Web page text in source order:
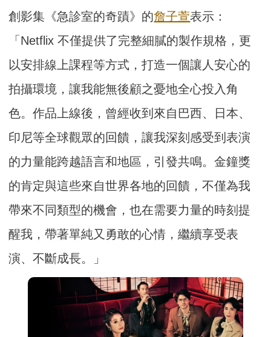
創影集《急診室的奇蹟》的詹子萱表示：
「Netflix 不僅提供了完整細膩的製作規格，更
以安排線上課程等方式，打造一個讓人安心的
拍攝環境，讓我能無後顧之憂地全心投入角
色。作品上線後，曾經收到來自巴西、日本、
印尼等全球觀眾的回饋，讓我深刻感受到表演
的力量能跨越語言和地區，引發共鳴。金鐘獎
的肯定與這些來自世界各地的回饋，不僅為我
帶來不同類型的機會，也在需要力量的時刻提
醒我，帶著單純又勇敢的心情，繼續享受表
演、不斷成長。」